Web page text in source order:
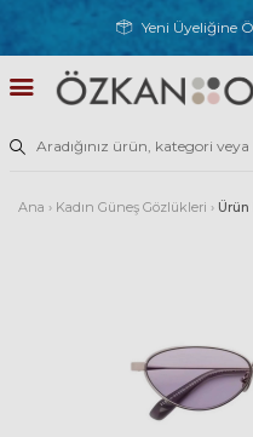
Yeni Üyeliğine
Ana › Kadın Güneş Gözlükleri › Ürün